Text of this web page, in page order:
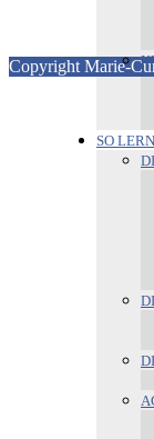
SO
Copyright Marie-